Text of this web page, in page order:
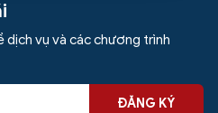
vụ và các chương trình
ĐĂNG KÝ